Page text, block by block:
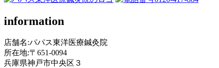
information
店舗名:パパス東洋医療鍼灸院
所在地:〒651-0094
兵庫県神戸市中央区３